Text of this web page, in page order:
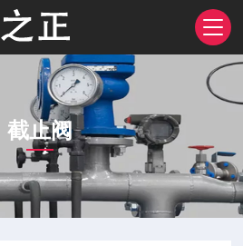
截止阀